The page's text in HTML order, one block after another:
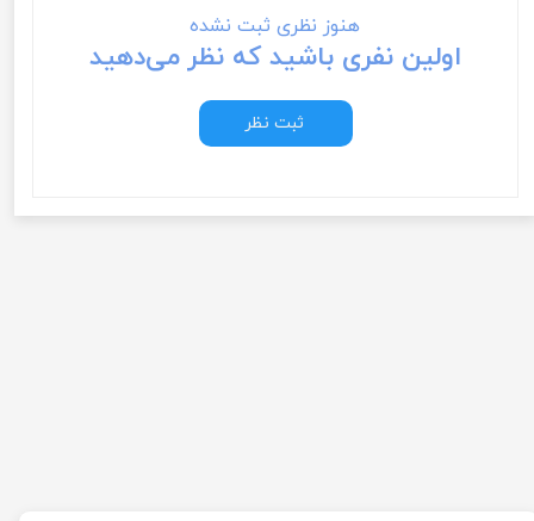
هنوز نظری ثبت نشده
اولین نفری باشید که نظر می‌دهید
ثبت نظر